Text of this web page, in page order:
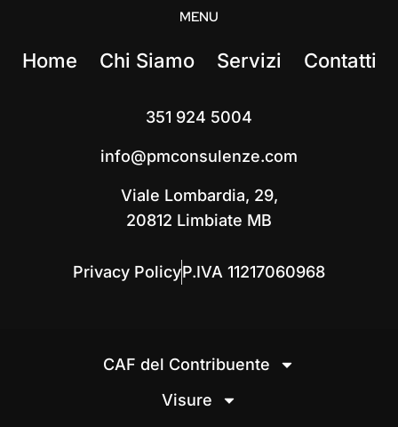
MENU
Home Chi Siamo Servizi Contatti
351 924 5004
info@pmconsulenze.com
Viale Lombardia, 29,
20812 Limbiate MB
Privacy PolicyP.IVA 11217060968
CAF del Contribuente
Visure